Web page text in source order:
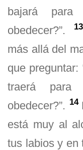
bajará
obedecer?”.
más allá del
que
traerá
obedecer?”.
14
está muy al
tus labios y en